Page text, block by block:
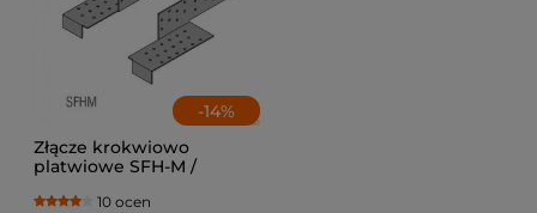
-14%
Złącze krokwiowo
platwiowe SFH-M /
10 ocen